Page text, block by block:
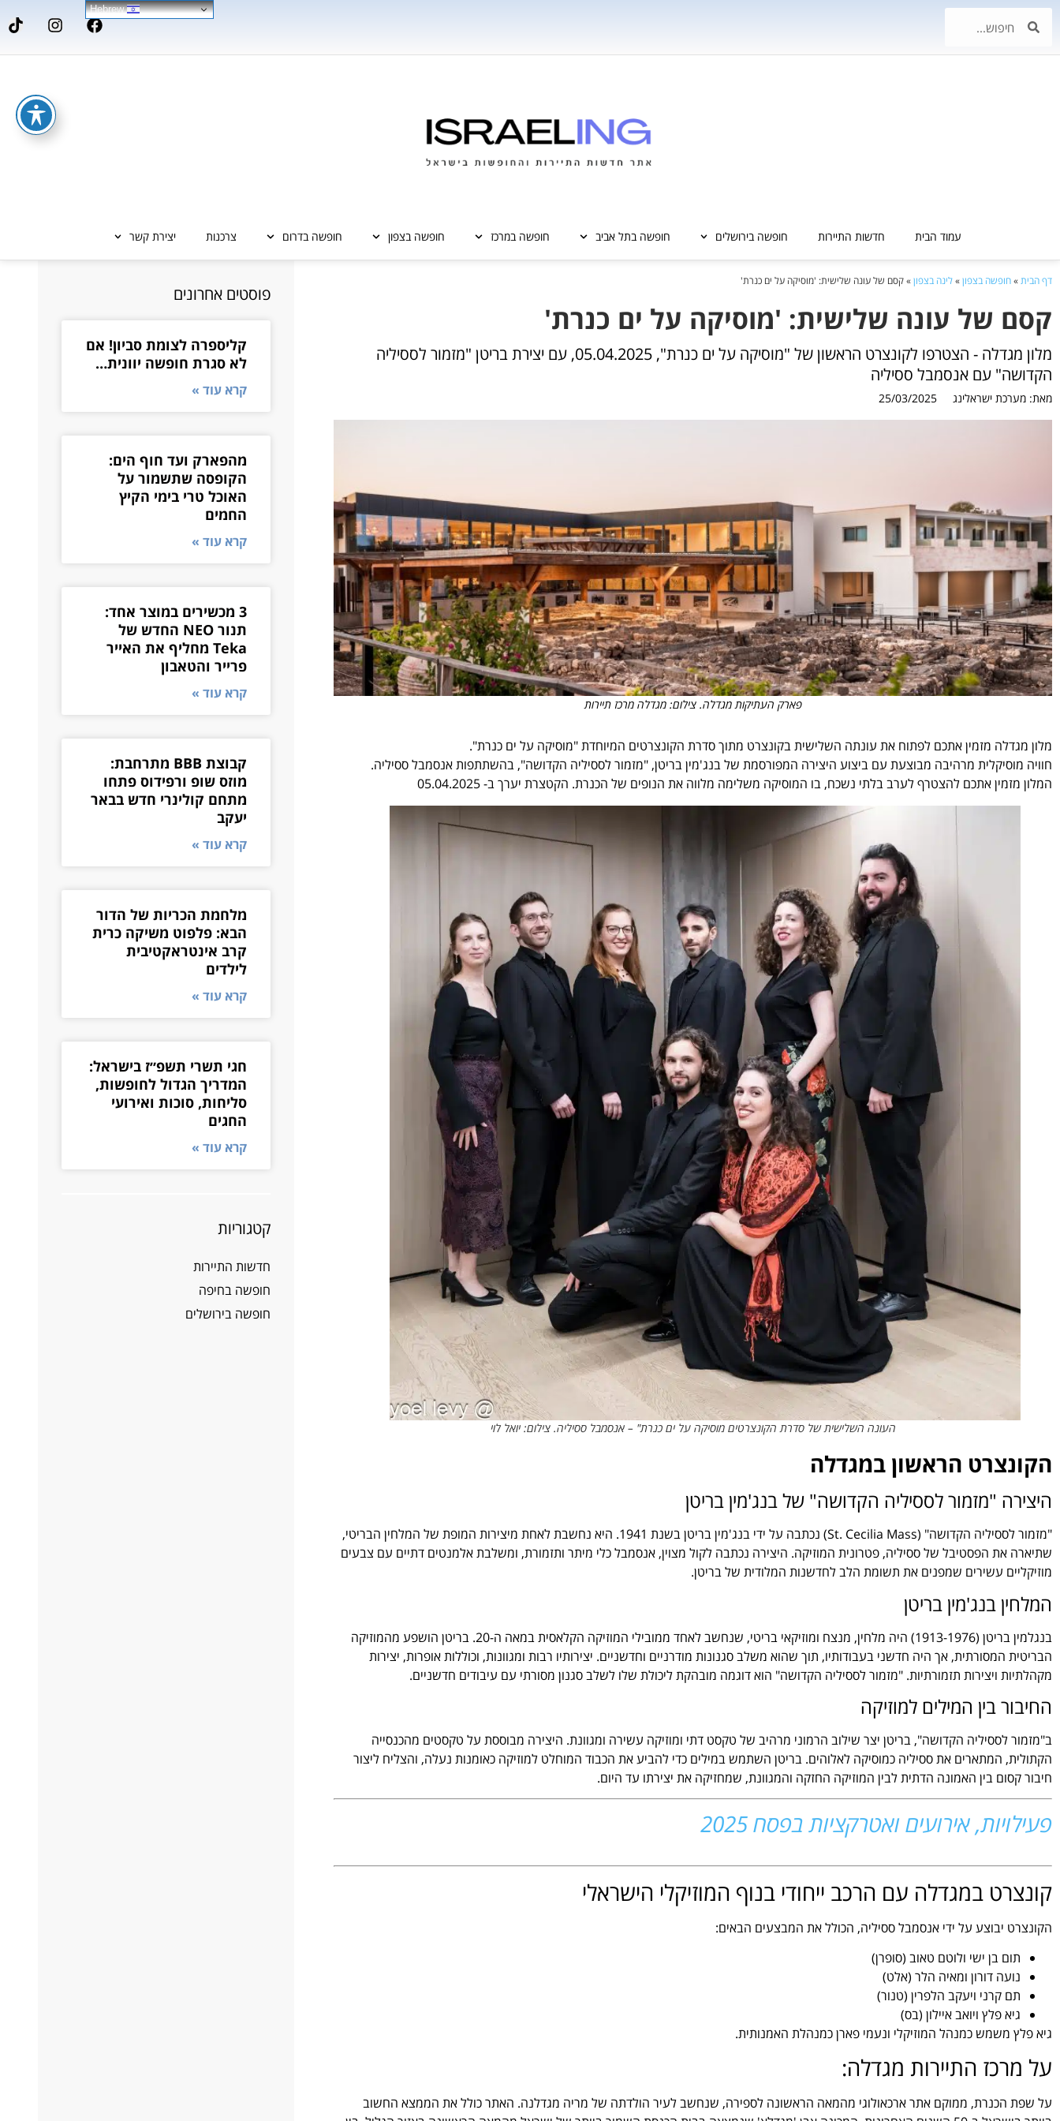
עמוד הבית חדשות התיירות חופשה בירושלים חופשה בתל אביב חופשה במרכז חופשה בצפון חופשה בדרום צרכנות יצירת קשר
דף הבית»חופשה בצפון»לינה בצפון»קסם של עונה שלישית: 'מוסיקה על ים כנרת'
קסם של עונה שלישית: 'מוסיקה על ים כנרת'
מלון מגדלה - הצטרפו לקונצרט הראשון של "מוסיקה על ים כנרת", 05.04.2025, עם יצירת בריטן "מזמור לססיליה
הקדושה" עם אנסמבל ססיליה
מאת: מערכת ישראלינג 25/03/2025
פארק העתיקות מגדלה. צילום: מגדלה מרכז תיירות
מלון מגדלה מזמין אתכם לפתוח את עונתה השלישית בקונצרט מתוך סדרת הקונצרטים המיוחדת "מוסיקה על ים כנרת".
חוויה מוסיקלית מרהיבה מבוצעת עם ביצוע היצירה המפורסמת של בנג'מין בריטן, "מזמור לססיליה הקדושה", בהשתתפות אנסמבל ססיליה.
המלון מזמין אתכם להצטרף לערב בלתי נשכח, בו המוסיקה משלימה מלווה את הנופים של הכנרת. הקטצרת יערך ב- 05.04.2025
העונה השלישית של סדרת הקונצרטים מוסיקה על ים כנרת" – אנסמבל ססיליה. צילום: יואל לוי
הקונצרט הראשון במגדלה
היצירה "מזמור לססיליה הקדושה" של בנג'מין בריטן
"מזמור לססיליה הקדושה" (St. Cecilia Mass) נכתבה על ידי בנג'מין בריטן בשנת 1941. היא נחשבת לאחת מיצירות המופת של המלחין הבריטי,
שתיארה את הפסטיבל של ססיליה, פטרונית המוזיקה. היצירה נכתבה לקול מצוין, אנסמבל כלי מיתר ותזמורת, ומשלבת אלמנטים דתיים עם צבעים
מוזיקליים עשירים שמפנים את תשומת הלב לחדשנות המלודית של בריטן.
המלחין בנג'מין בריטן
בנגלמין בריטן (1913-1976) היה מלחין, מנצח ומוזיקאי בריטי, שנחשב לאחד ממובילי המוזיקה הקלאסית במאה ה-20. בריטן הושפע מהמוזיקה
הבריטית המסורתית, אך היה חדשני בעבודותיו, תוך שהוא משלב סגנונות מודרניים וחדשניים. יצירותיו רבות ומגוונות, וכוללות אופרות, יצירות
מקהלתיות ויצירות תזמורתיות. "מזמור לססיליה הקדושה" הוא דוגמה מובהקת ליכולת שלו לשלב סגנון מסורתי עם עיבודים חדשניים.
החיבור בין המילים למוזיקה
ב"מזמור לססיליה הקדושה", בריטן יצר שילוב הרמוני מרהיב של טקסט דתי ומוזיקה עשירה ומגוונת. היצירה מבוססת על טקסטים מהכנסייה
הקתולית, המתארים את ססיליה כמוסיקה לאלוהים. בריטן השתמש במילים כדי להביע את הכבוד המוחלט למוזיקה כאומנות נעלה, והצליח ליצור
חיבור קסום בין האמונה הדתית לבין המוזיקה החזקה והמגוונת, שמחזיקה את יצירתו עד היום.
פעילויות, אירועים ואטרקציות בפסח 2025
קונצרט במגדלה עם הרכב ייחודי בנוף המוזיקלי הישראלי
הקונצרט יבוצע על ידי אנסמבל ססיליה, הכולל את המבצעים הבאים:
תום בן ישי ולוטם טאוב (סופרן)
נועה דורון ומאיה הלר (אלט)
תם קרני ויעקב הלפרין (טנור)
גיא פלץ ויואב איילון (בס)
גיא פלץ משמש כמנהל המוזיקלי ונעמי פארן כמנהלת האמנותית.
על מרכז התיירות מגדלה:
על שפת הכנרת, ממוקם אתר ארכאולוגי מהמאה הראשונה לספירה, שנחשב לעיר הולדתה של מריה מגדלנה. האתר כולל את הממצא החשוב
פוסטים אחרונים
קליספרה לצומת סביון! אם
לא סגרת חופשה יוונית…
קרא עוד »
מהפארק ועד חוף הים:
הקופסה שתשמור על
האוכל טרי בימי הקיץ
החמים
קרא עוד »
3 מכשירים במוצר אחד:
תנור NEO החדש של
Teka מחליף את האייר
פרייר והטאבון
קרא עוד »
קבוצת BBB מתרחבת:
מוזס שופ ורפידוס פתחו
מתחם קולינרי חדש בבאר
יעקב
קרא עוד »
מלחמת הכריות של הדור
הבא: פלפוט משיקה כרית
קרב אינטראקטיבית
לילדים
קרא עוד »
חגי תשרי תשפ״ז בישראל:
המדריך הגדול לחופשות,
סליחות, סוכות ואירועי
החגים
קרא עוד »
קטגוריות
חדשות התיירות
חופשה בחיפה
חופשה בירושלים
Hebrew